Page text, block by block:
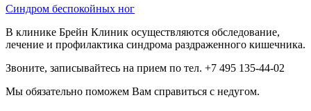
Синдром беспокойных ног
В клинике Брейн Клиник осуществляются обследование,
лечение и профилактика синдрома раздраженного кишечника.
Звоните, записывайтесь на прием по тел. +7 495 135-44-02
Мы обязательно поможем Вам справиться с недугом.